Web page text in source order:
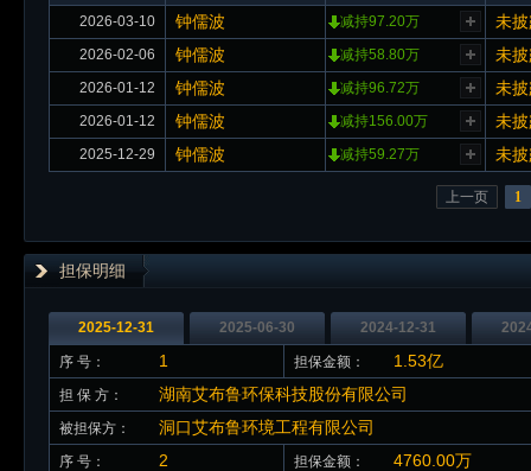
2026-03-10
钟儒波 减持97.20万 未
2026-02-06 钟儒波 减持58.80万 未
2026-01-12 钟儒波 减持96.72万 未
2026-01-12 钟儒波 减持156.00万 未
2025-12-29 钟儒波 减持59.27万 未
上一页 1
担保明细
2025-12-31 2025-06-30 2024-12-31
序 号： 1 担保金额： 1.53亿
担 保 方： 湖南艾布鲁环保科技股份有限公司
被担保方： 洞口艾布鲁环境工程有限公司
序 号： 2 担保金额： 4760.00万